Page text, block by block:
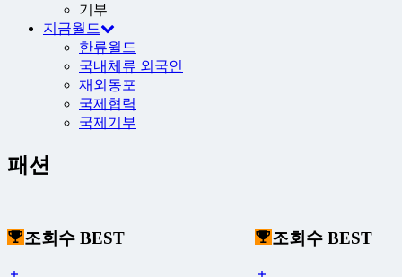
기부
지금월드
한류월드
국내체류 외국인
재외동포
국제협력
국제기부
패션
조회수 BEST 조회수 BEST